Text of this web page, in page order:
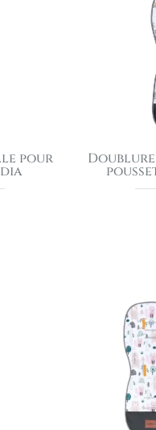
pour